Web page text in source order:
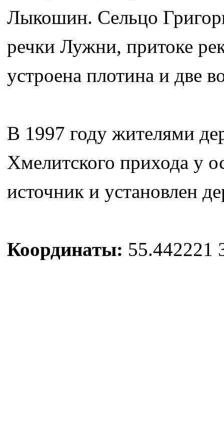
Лыкошин. Сельцо
речки Лужни, притоке
устроена плотина и две
В 1997 году жителями
Хмелитского прихода у
источник и установлен
Координаты: 55.442221